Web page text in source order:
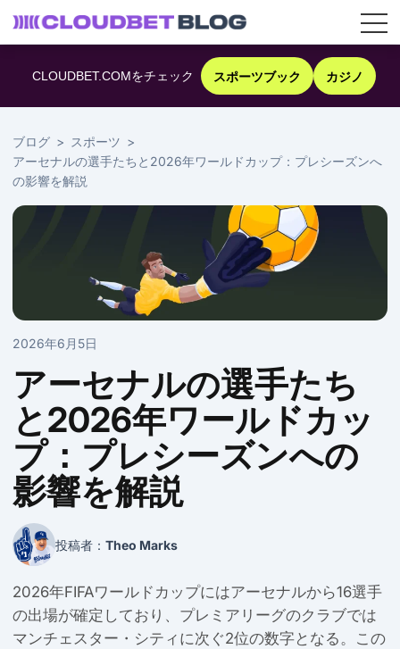
CLOUDBET.COMをチェック スポーツブック カジノ
ブログ
スポーツ
アーセナルの選手たちと2026年ワールドカップ：プレシーズンへ
の影響を解説
2026年6月5日
アーセナルの選手たち
と2026年ワールドカッ
プ：プレシーズンへの
影響を解説
投稿者： Theo Marks
2026年FIFAワールドカップにはアーセナルから16選手
の出場が確定しており、プレミアリーグのクラブでは
マンチェスター・シティに次ぐ2位の数字となる。この